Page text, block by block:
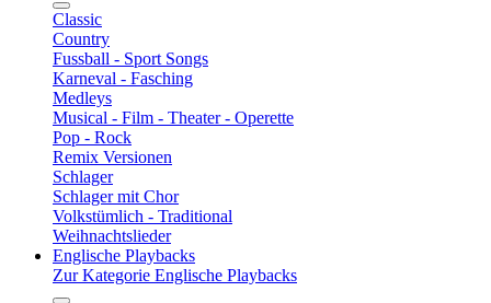
Classic
Country
Fussball - Sport Songs
Karneval - Fasching
Medleys
Musical - Film - Theater - Operette
Pop - Rock
Remix Versionen
Schlager
Schlager mit Chor
Volkstümlich - Traditional
Weihnachtslieder
Englische Playbacks
Zur Kategorie Englische Playbacks